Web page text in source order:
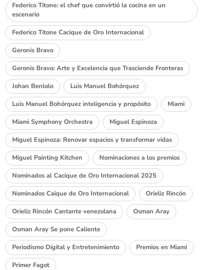
Federico Titone: el chef que convirtió la cocina en un
escenario
Federico Titone Cacique de Oro Internacional
Geronis Bravo
Geronis Bravo: Arte y Excelencia que Trasciende Fronteras
Johan Benlolo Luis Manuel Bohórquez
Luis Manuel Bohórquez inteligencia y propósito Miami
Miami Symphony Orchestra Miguel Espinoza
Miguel Espinoza: Renovar espacios y transformar vidas
Miguel Painting Kitchen Nominaciones a los premios
Nominados al Cacique de Oro Internacional 2025
Nominados Caique de Oro Internacional Orieliz Rincón
Orieliz Rincón Cantante venezolana Osman Aray
Osman Aray Se pone Caliente
Periodismo Digital y Entretenimiento Premios en Miami
Primer Fagot